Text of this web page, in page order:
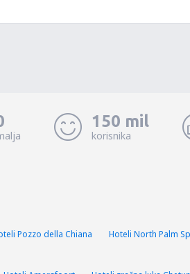
150 mil
korisnika
Pozzo della Chiana
Hoteli North Palm